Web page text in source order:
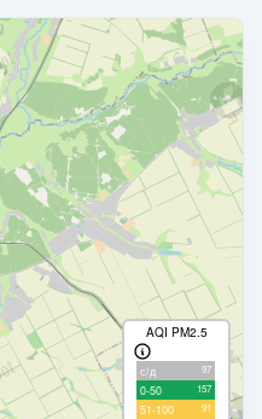
AQI PM2.5
с/д 97
0-50 157
51-100 91